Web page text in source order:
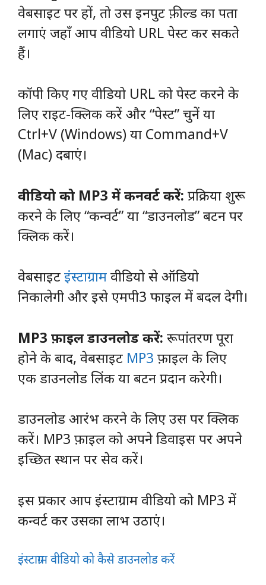
वेबसाइट पर हों, तो उस इनपुट फ़ील्ड का पता
लगाएं जहाँ आप वीडियो URL पेस्ट कर सकते
हैं।
कॉपी किए गए वीडियो URL को पेस्ट करने के
लिए राइट-क्लिक करें और “पेस्ट” चुनें या
Ctrl+V (Windows) या Command+V
(Mac) दबाएं।
वीडियो को MP3 में कनवर्ट करें: प्रक्रिया शुरू
करने के लिए “कन्वर्ट” या “डाउनलोड” बटन पर
क्लिक करें।
वेबसाइटइंस्टाग्रामवीडियो से ऑडियो
निकालेगी और इसे एमपी3 फाइल में बदल देगी।
MP3 फ़ाइल डाउनलोड करें: रूपांतरण पूरा
होने के बाद, वेबसाइट MP3 फ़ाइल के लिए
एक डाउनलोड लिंक या बटन प्रदान करेगी।
डाउनलोड आरंभ करने के लिए उस पर क्लिक
करें। MP3 फ़ाइल को अपने डिवाइस पर अपने
इच्छित स्थान पर सेव करें।
इस प्रकार आप इंस्टाग्राम वीडियो को MP3 में
कन्वर्ट कर उसका लाभ उठाएं।
इंस्टाग्राम वीडियो को कैसे डाउनलोड करें